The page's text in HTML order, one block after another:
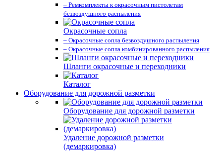
– Ремкомплекты к окрасочным пистолетам
безвоздушного распыления
Окрасочные сопла
– Окрасочные сопла безвоздушного распыления
– Окрасочные сопла комбинированного распыления
Шланги окрасочные и переходники
Каталог
Оборудование для дорожной разметки
Оборудование для дорожной разметки
Удаление дорожной разметки
(демаркировка)